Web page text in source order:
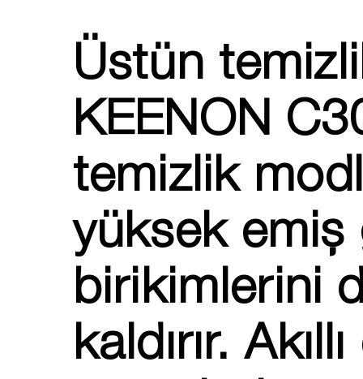
Üstün
KEENON
temizlik
yüksek emiş
birikimlerini
kaldırır.